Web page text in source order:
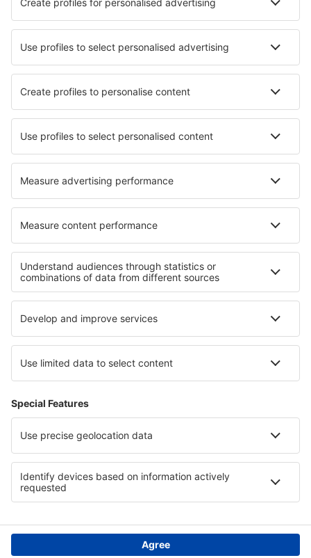
Hotel in Tabarka
Hotel in Vodable Hotel in Namhae Hotel in Rucăr
Hotel in Weinböhla Hotel in Sakarya
Hotel in Philadelphia Hotel in Buritaca
Hotel La Pintada
I migliori hotel - zone
Hotel a Gerba Hotel in Tunisia Hotel a Weissensee
Hotel in Massachusetts Hotel a Hont
Hotel in Central Anatolia Hotel a Goa